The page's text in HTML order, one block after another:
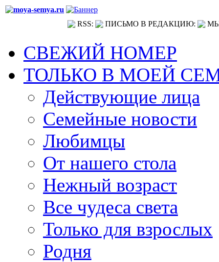
RSS: ПИСЬМО В РЕДАКЦИЮ:
СВЕЖИЙ НОМЕР
ТОЛЬКО В МОЕЙ
Действующие лица
Семейные новости
Любимцы
От нашего стола
Нежный возраст
Все чудеса света
Только для взрослых
Родня